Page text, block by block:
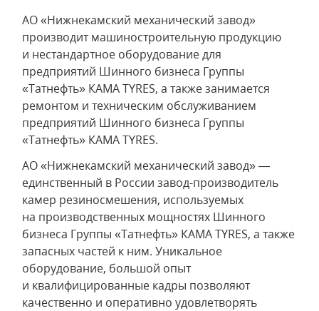
АО «Нижнекамский механический завод»
производит машиностроительную продукцию
и нестандартное оборудование для
предприятий Шинного бизнеса Группы
«Татнефть» КАМА TYRES, а также занимается
ремонтом и техническим обслуживанием
предприятий Шинного бизнеса Группы
«Татнефть» КАМА TYRES.
АО «Нижнекамский механический завод» —
единственный в России завод-производитель
камер резиносмешения, используемых
на производственных мощностях Шинного
бизнеса Группы «Татнефть» КАМА TYRES, а также
запасных частей к ним. Уникальное
оборудование, большой опыт
и квалифицированные кадры позволяют
качественно и оперативно удовлетворять